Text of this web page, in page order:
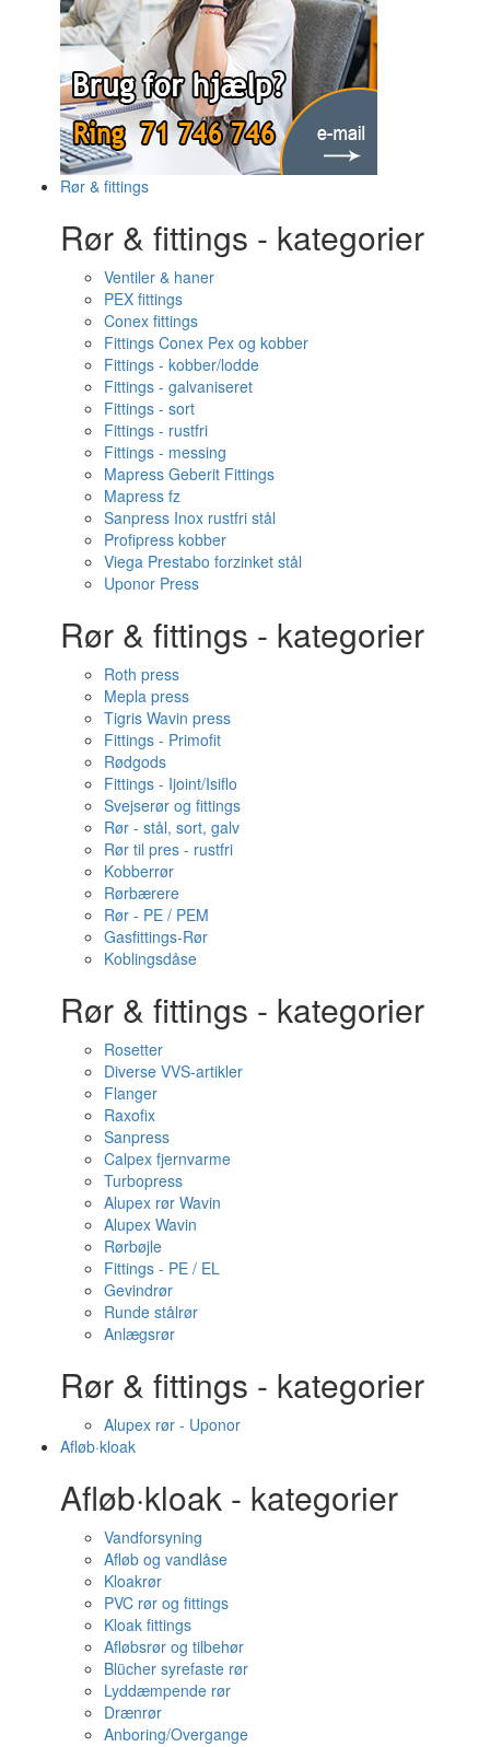
Rør & fittings
Rør & fittings - kategorier
Ventiler & haner
PEX fittings
Conex fittings
Fittings Conex Pex og kobber
Fittings - kobber/lodde
Fittings - galvaniseret
Fittings - sort
Fittings - rustfri
Fittings - messing
Mapress Geberit Fittings
Mapress fz
Sanpress Inox rustfri stål
Profipress kobber
Viega Prestabo forzinket stål
Uponor Press
Rør & fittings - kategorier
Roth press
Mepla press
Tigris Wavin press
Fittings - Primofit
Rødgods
Fittings - Ijoint/Isiflo
Svejserør og fittings
Rør - stål, sort, galv
Rør til pres - rustfri
Kobberrør
Rørbærere
Rør - PE / PEM
Gasfittings-Rør
Koblingsdåse
Rør & fittings - kategorier
Rosetter
Diverse VVS-artikler
Flanger
Raxofix
Sanpress
Calpex fjernvarme
Turbopress
Alupex rør Wavin
Alupex Wavin
Rørbøjle
Fittings - PE / EL
Gevindrør
Runde stålrør
Anlægsrør
Rør & fittings - kategorier
Alupex rør - Uponor
Afløb·kloak
Afløb·kloak - kategorier
Vandforsyning
Afløb og vandlåse
Kloakrør
PVC rør og fittings
Kloak fittings
Afløbsrør og tilbehør
Blücher syrefaste rør
Lyddæmpende rør
Drænrør
Anboring/Overgange